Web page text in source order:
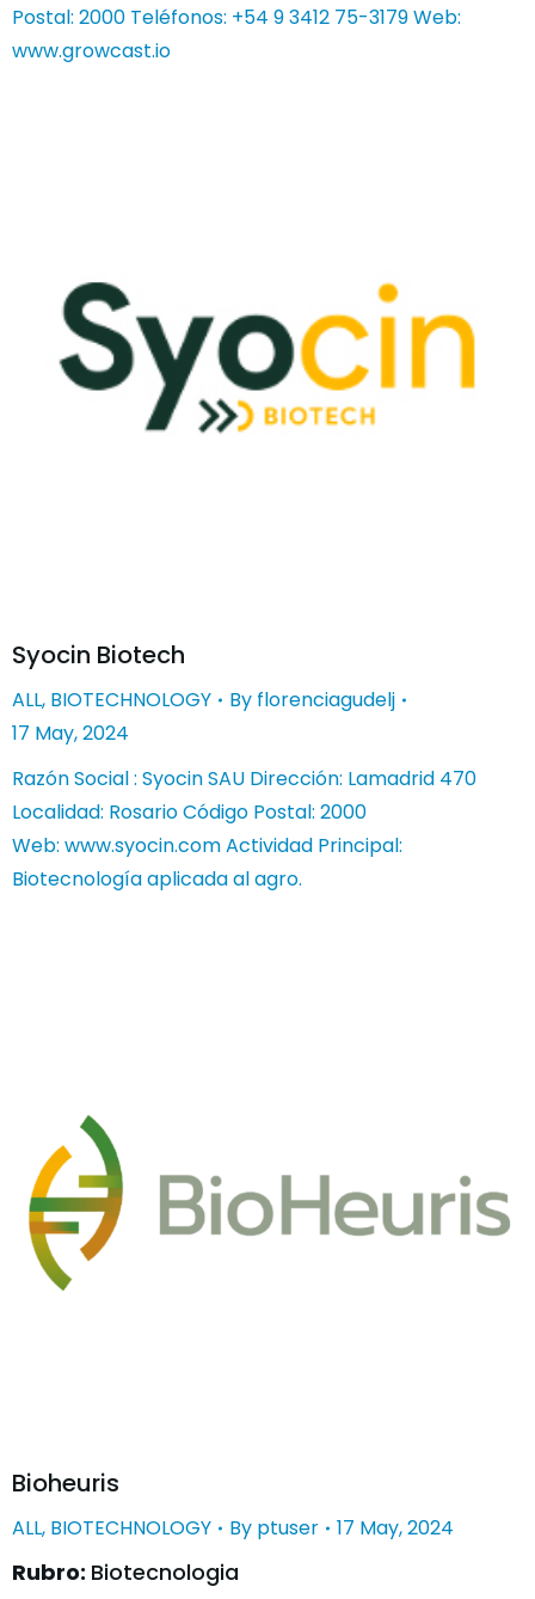
Postal: 2000 Teléfonos: +54 9 3412 75-3179 Web:
www.growcast.io
Syocin Biotech
ALL, BIOTECHNOLOGY By florenciagudelj
17 May, 2024
Razón Social : Syocin SAU Dirección: Lamadrid 470
Localidad: Rosario Código Postal: 2000
Web: www.syocin.com Actividad Principal:
Biotecnología aplicada al agro.
Bioheuris
ALL, BIOTECHNOLOGY By ptuser 17 May, 2024
Rubro: Biotecnologia